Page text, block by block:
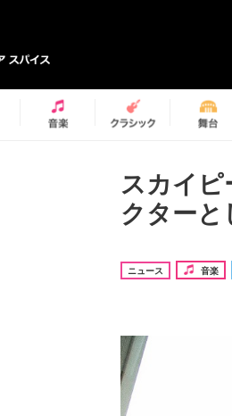
スカイ
クター
ニュース 音楽